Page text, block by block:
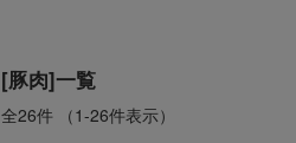
[豚肉]一覧
全26件 （1-26件表示）